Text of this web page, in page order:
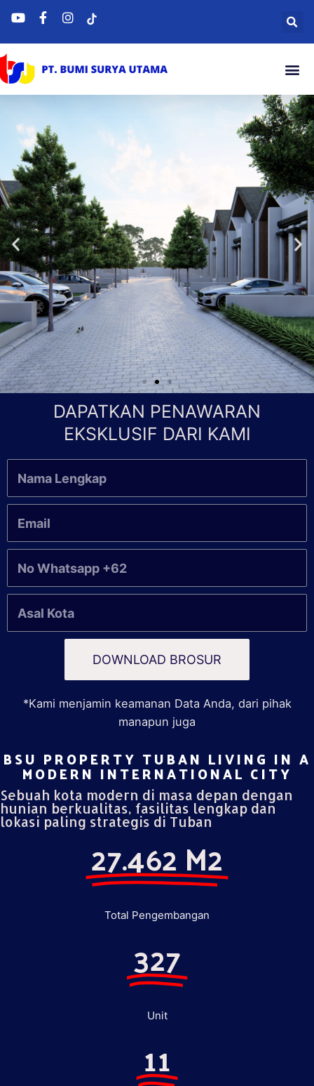
DAPATKAN PENAWARAN
EKSKLUSIF DARI KAMI
DOWNLOAD BROSUR
*Kami menjamin keamanan Data Anda, dari pihak
manapun juga
BSU PROPERTY TUBAN LIVING IN A
MODERN INTERNATIONAL CITY​
Sebuah kota modern di masa depan dengan
hunian berkualitas, fasilitas lengkap dan
lokasi paling strategis di Tuban
27.462 M2
Total Pengembangan
327
Unit
11